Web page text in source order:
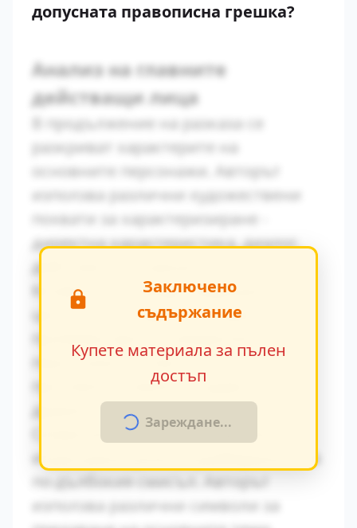
допусната правописна грешка?
Анализ на главните
действащи лица
В продължение на разказа се
разкриват характерите на
основните персонажи. Авторът
използва различни художествени
похвати за характеризиране -
директна характеристика, диалог,
действия и вътрешен монолог.
Конфликтът между традиционните
ценности и модерните идеи се
персонажите. Това
противопоставяне създава
драматично напрежение.
Символиката в произведението
играе важна роля за разбирането на
използва различни символи за
Заключено
съдържание
Купете материала за пълен
достъп
Зареждане...